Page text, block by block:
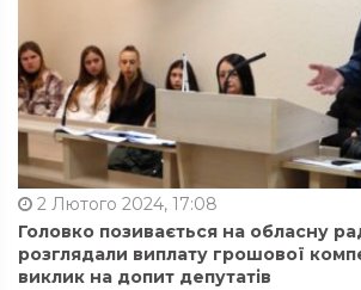
2 Лютого 2024, 17:08
Головко позивається на обласну
розглядали виплату грошової
виклик на допит депутатів